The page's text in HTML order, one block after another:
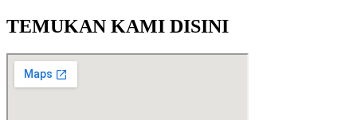
TEMUKAN KAMI DISINI